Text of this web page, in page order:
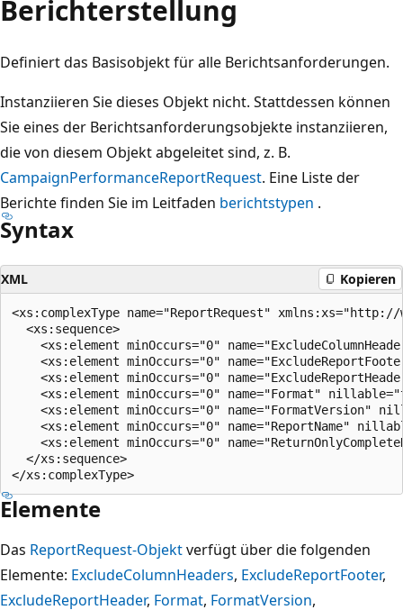
Berichterstellung
Definiert das Basisobjekt für alle Berichtsanforderungen.
Instanziieren Sie dieses Objekt nicht. Stattdessen können
Sie eines der Berichtsanforderungsobjekte instanziieren,
die von diesem Objekt abgeleitet sind, z. B.
CampaignPerformanceReportRequest. Eine Liste der
Berichte finden Sie im Leitfaden berichtstypen .
Syntax
XML Kopieren
<xs:complexType name="ReportRequest" xmlns:xs="http://
  <xs:sequence>
<xs:element minOccurs="0"
<xs:element minOccurs="0"
<xs:element minOccurs="0"
<xs:element minOccurs="0" name="Format"
<xs:element minOccurs="0" name="FormatVersion"
<xs:element minOccurs="0" name="ReportName"
<xs:element minOccurs="0"
  </xs:sequence>
Elemente
Das ReportRequest-Objektverfügt über die folgenden
Elemente: ExcludeColumnHeaders, ExcludeReportFooter,
ExcludeReportHeader, Format, FormatVersion,